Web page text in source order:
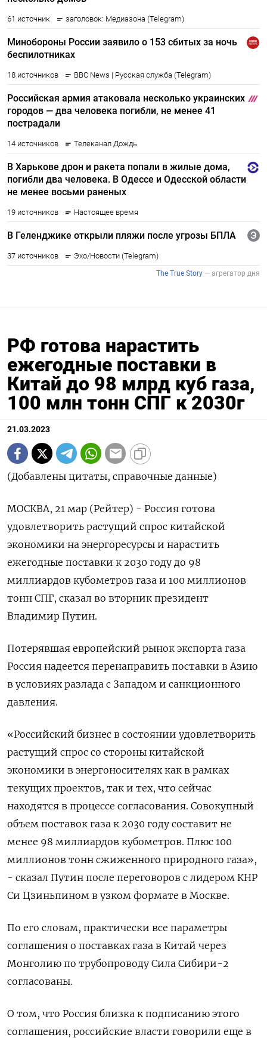
РФ готова нарастить
ежегодные поставки в
Китай до 98 млрд куб газа,
100 млн тонн СПГ к 2030г
21.03.2023
(Добавлены цитаты, справочные данные)
МОСКВА, 21 мар (Рейтер) - Россия готова
удовлетворить растущий спрос китайской
экономики на энергоресурсы и нарастить
ежегодные поставки к 2030 году до 98
миллиардов кубометров газа и 100 миллионов
тонн СПГ, сказал во вторник президент
Владимир Путин.
Потерявшая европейский рынок экспорта газа
Россия надеется перенаправить поставки в Азию
в условиях разлада с Западом и санкционного
давления.
«Российский бизнес в состоянии удовлетворить
растущий спрос со стороны китайской
экономики в энергоносителях как в рамках
текущих проектов, так и тех, что сейчас
находятся в процессе согласования. Совокупный
объем поставок газа к 2030 году составит не
менее 98 миллиардов кубометров. Плюс 100
миллионов тонн сжиженного природного газа»,
- сказал Путин после переговоров с лидером КНР
Си Цзиньпином в узком формате в Москве.
По его словам, практически все параметры
соглашения о поставках газа в Китай через
Монголию по трубопроводу Сила Сибири-2
согласованы.
О том, что Россия близка к подписанию этого
соглашения, российские власти говорили еще в